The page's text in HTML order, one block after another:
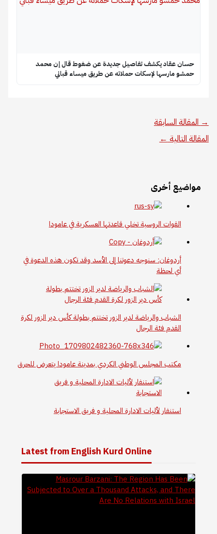
حسان عقاد يكشف تفاصيل جديدة عن ضغوط قال إن محمد
حمشو مارسها لإسكات حملاته عن طريق ميساء قباني
→ المقالة السابقة
المقالة التالية ←
مواضيع أخرى
القوات الروسية تخلي قاعدتها العسكرية في عامودا
أردوغان: سنوجه دعوتنا إلى الأسد وقد تكون هذه الدعوة في
أي لحظة
الشباب والرياضة لدير الزور تختتم بطولة كأس دير الزور لكرة
القدم فئة الرجال
مكتب المجلس الوطني الكردي بمدينة عامودا يتعرض للحرق
استنفار لأليات الادارة المحلية و فريق الاستجابة
Latest from English Kurd Online